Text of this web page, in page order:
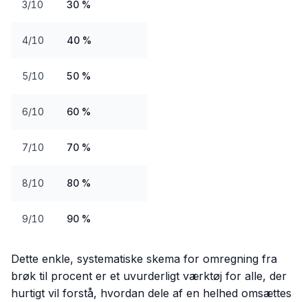
3/10 30 %
4/10 40 %
5/10 50 %
6/10 60 %
7/10 70 %
8/10 80 %
9/10 90 %
Dette enkle, systematiske skema for omregning fra
brøk til procent er et uvurderligt værktøj for alle, der
hurtigt vil forstå, hvordan dele af en helhed omsættes